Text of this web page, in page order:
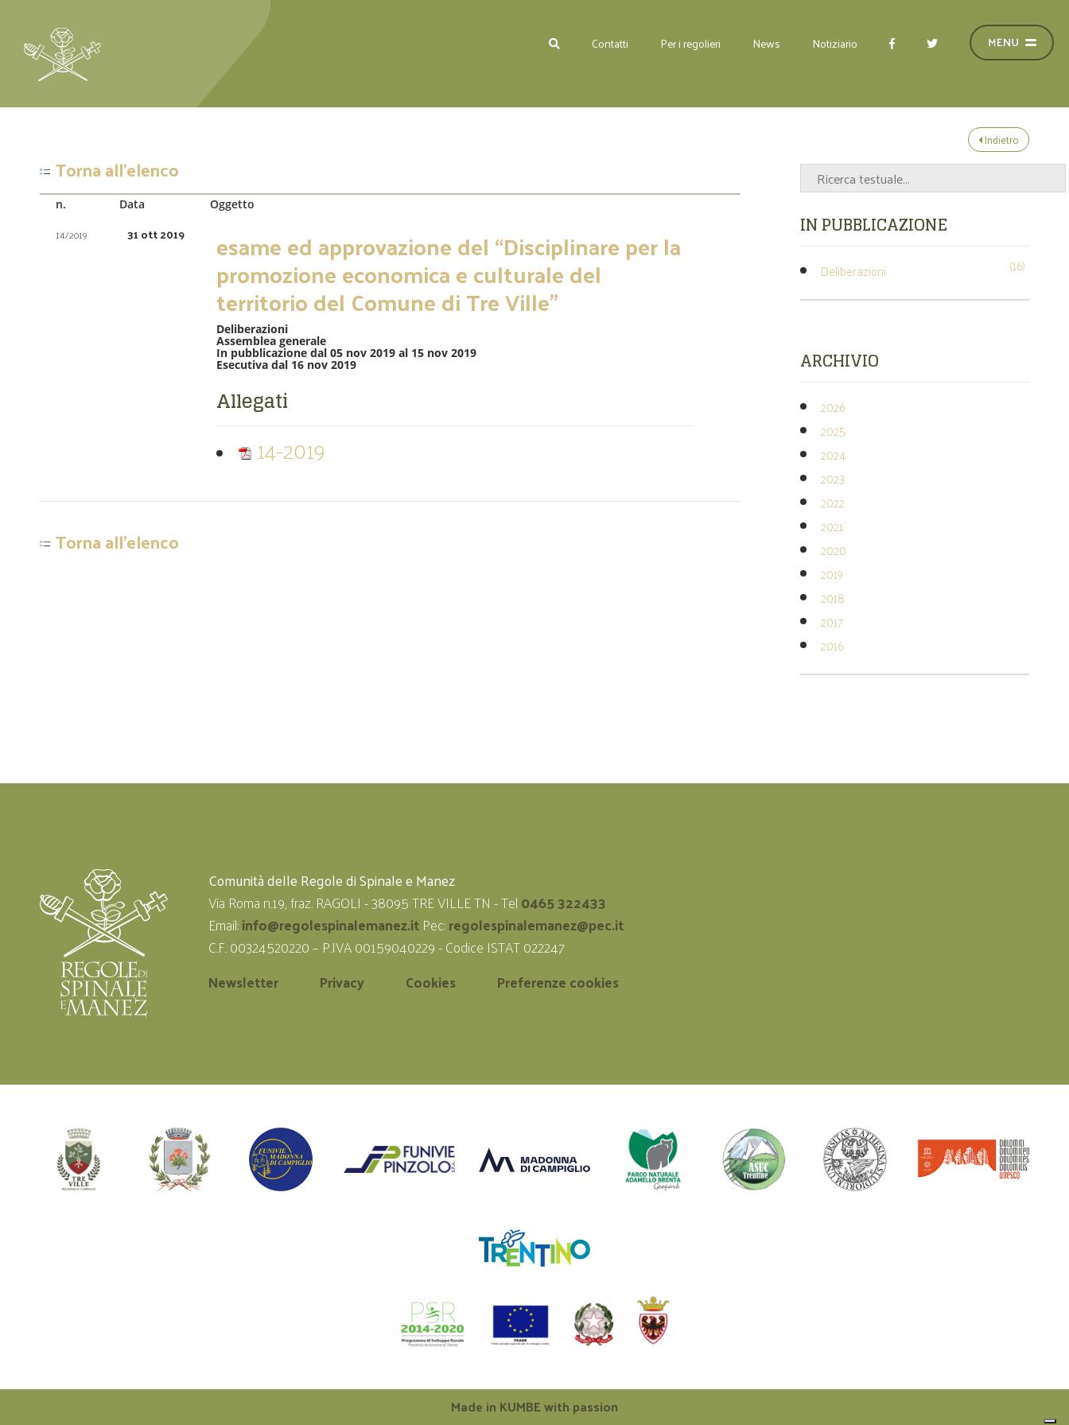
Contatti Per i regolieri News Notiziario
Indietro
Torna all'elenco
n. Data Oggetto
14/2019 31 ott 2019 esame ed approvazione del “Disciplinare per la
promozione economica e culturale del
territorio del Comune di Tre Ville”
Deliberazioni
Assemblea generale
In pubblicazione dal 05 nov 2019 al 15 nov 2019
Esecutiva dal 16 nov 2019
Allegati
14-2019
Torna all'elenco
IN PUBBLICAZIONE
Deliberazioni (16)
ARCHIVIO
2026
2025
2024
2023
2022
2021
2020
2019
2018
2017
2016
Comunità delle Regole di Spinale e Manez
Via Roma n.19, fraz. RAGOLI - 38095 TRE VILLE TN - Tel0465 322433
Email:info@regolespinalemanez.itPec:regolespinalemanez@pec.it
C.F. 00324520220 – P.IVA 00159040229 - Codice ISTAT 022247
Newsletter
Privacy Cookies Preferenze cookies
Made in KUMBEwith passion